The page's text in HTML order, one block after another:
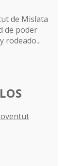
de Mislata
de poder
rodeado...